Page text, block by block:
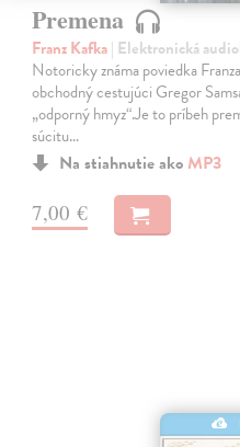
Premena
Franz Kafka| Elektronická
Notoricky známa poviedka
obchodný cestujúci Gregor
„odporný hmyz“.Je to príbeh
súcitu…
Na stiahnutie ako MP3
7,00 €